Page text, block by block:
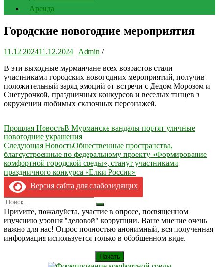
Аренда
Городские новогодние мероприятия
11.12.202411.12.2024 | Admin /
В эти выходные мурманчане всех возрастов стали
участниками городских новогодних мероприятий, получив
положительный заряд эмоций от встречи с Дедом Морозом и
Снегурочкой, праздничных конкурсов и веселых танцев в
окружении любимых сказочных персонажей.
Навигация
по
записям
Прошлая НовостьВ Мурманске вандалы портят уличные
новогодние украшения
Следующая НовостьОбщественные пространства,
благоустроенные по федеральному проекту «Формирование
комфортной городской среды», станут участниками
праздничного конкурса «Елки России»
Версия сайта для слабовидящих
Search
for:
Искать
Примите, пожалуйста, участие в опросе, посвященном
изучению уровня "деловой" коррупции. Ваше мнение очень
важно для нас! Опрос полностью анонимный, вся полученная
информация используется только в обобщенном виде.
Начать